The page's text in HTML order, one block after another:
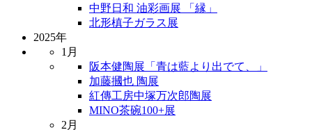
中野日和 油彩画展 「縁」
北形槙子ガラス展
2025年
1月
阪本健陶展「青は藍より出でて、」
加藤摑也 陶展
紅傳工房中塚万次郎陶展
MINO茶碗100+展
2月